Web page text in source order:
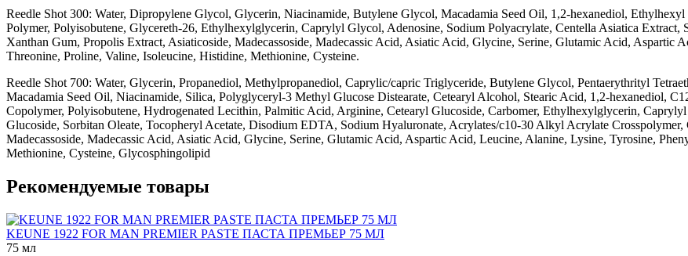
Reedle Shot 300: Water, Dipropylene Glycol, Glycerin, Niacinamide, Butylene Glycol, Macadamia Seed Oil, 1,2-hexanediol,
Polymer, Polyisobutene, Glycereth-26, Ethylhexylglycerin, Caprylyl Glycol, Adenosine, Sodium Polyacrylate, Centella Asiatica
Xanthan Gum, Propolis Extract, Asiaticoside, Madecassoside, Madecassic Acid, Asiatic Acid, Glycine, Serine, Glutamic Acid, Aspartic
Threonine, Proline, Valine, Isoleucine, Histidine, Methionine, Cysteine.
Reedle Shot 700: Water, Glycerin, Propanediol, Methylpropanediol, Caprylic/capric Triglyceride, Butylene Glycol, Pentaerythrityl
Macadamia Seed Oil, Niacinamide, Silica, Polyglyceryl-3 Methyl Glucose Distearate, Cetearyl Alcohol, Stearic Acid, 1,2-hexanediol,
Copolymer, Polyisobutene, Hydrogenated Lecithin, Palmitic Acid, Arginine, Cetearyl Glucoside, Carbomer, Ethylhexylglycerin,
Glucoside, Sorbitan Oleate, Tocopheryl Acetate, Disodium EDTA, Sodium Hyaluronate, Acrylates/c10-30 Alkyl Acrylate
Madecassoside, Madecassic Acid, Asiatic Acid, Glycine, Serine, Glutamic Acid, Aspartic Acid, Leucine, Alanine, Lysine, Tyrosine,
Methionine, Cysteine, Glycosphingolipid
Рекомендуемые товары
KEUNE 1922 FOR MAN PREMIER PASTE ПАСТА ПРЕМЬЕР 75 МЛ
75 мл